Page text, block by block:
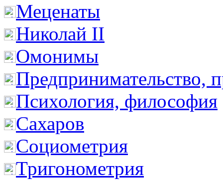
Меценаты
Николай II
Омонимы
Предпринимательство,
Психология, философия
Сахаров
Социометрия
Тригонометрия